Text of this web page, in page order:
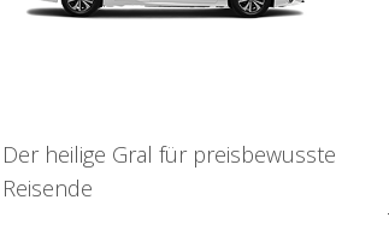
Der heilige Gral für preisbewusste
Reisende